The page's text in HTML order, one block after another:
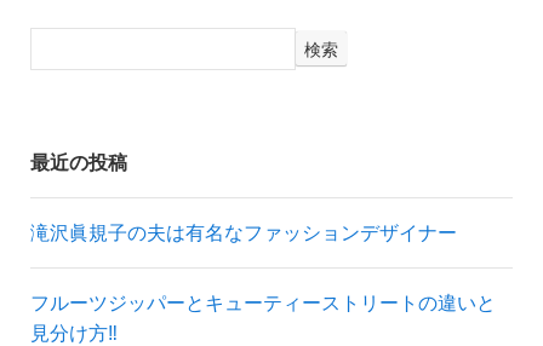
検索
最近の投稿
滝沢眞規子の夫は有名なファッションデザイナー
フルーツジッパーとキューティーストリートの違いと
見分け方‼